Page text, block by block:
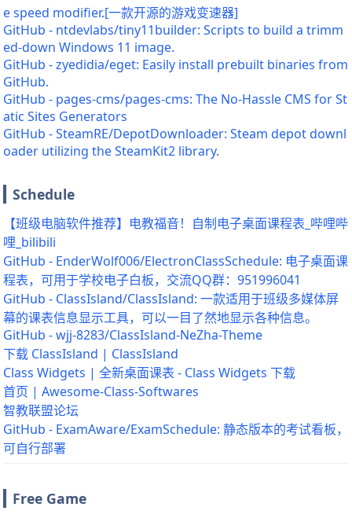
e speed modifier.[一款开源的游戏变速器]
GitHub - ntdevlabs/tiny11builder: Scripts to build a trimm
ed-down Windows 11 image.
GitHub - zyedidia/eget: Easily install prebuilt binaries from
GitHub.
GitHub - pages-cms/pages-cms: The No-Hassle CMS for St
atic Sites Generators
GitHub - SteamRE/DepotDownloader: Steam depot downl
oader utilizing the SteamKit2 library.
Schedule
【班级电脑软件推荐】电教福音！自制电子桌面课程表_哔哩哔
哩_bilibili
GitHub - EnderWolf006/ElectronClassSchedule: 电子桌面课
程表，可用于学校电子白板，交流QQ群：951996041
GitHub - ClassIsland/ClassIsland: 一款适用于班级多媒体屏
幕的课表信息显示工具，可以一目了然地显示各种信息。
GitHub - wjj-8283/ClassIsland-NeZha-Theme
下载 ClassIsland | ClassIsland
Class Widgets | 全新桌面课表 - Class Widgets 下载
首页 | Awesome-Class-Softwares
智教联盟论坛
GitHub - ExamAware/ExamSchedule: 静态版本的考试看板，
可自行部署
Free Game